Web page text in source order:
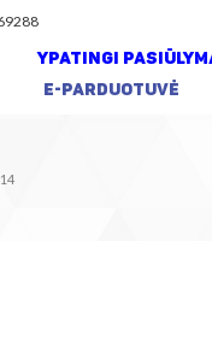
YPATINGI
E-PARDUOTUVĖ